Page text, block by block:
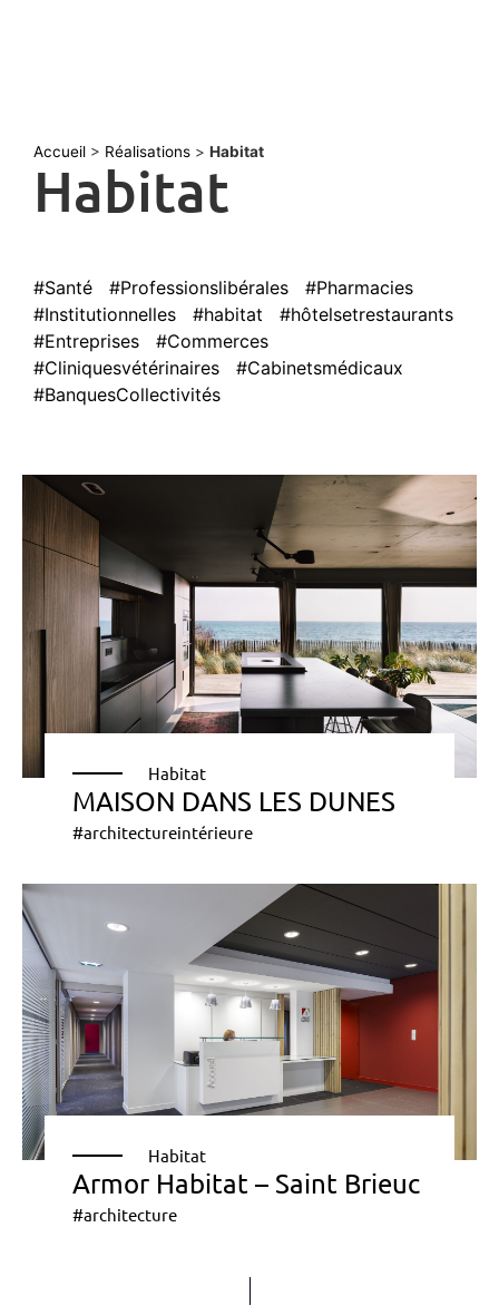
Accueil > Réalisations > Habitat
Habitat
#Santé #Professionslibérales
#Pharmacies
#Institutionnelles
#habitat
#hôtelsetrestaurants
#Entreprises
#Commerces
#Cliniquesvétérinaires
#Cabinetsmédicaux
#BanquesCollectivités
Habitat
#architectureintérieure
MAISON DANS LES DUNES
Habitat
#architecture
Armor Habitat – Saint Brieuc